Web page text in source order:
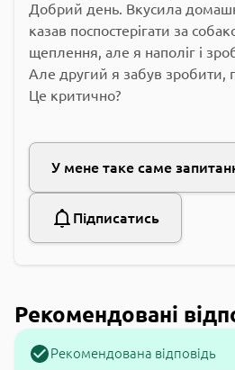
Добрий день. Вкусила
казав поспостерігати за
щеплення, але я наполіг і
Але другий я забув зробити,
Це критично?
У мене таке саме
Підписатись
Рекомендовані
Рекомендована відповідь